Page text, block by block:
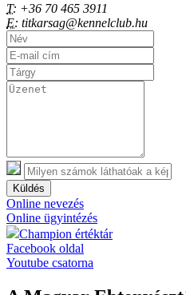
T: +36 70 465 3911
E: titkarsag@kennelclub.hu
Küldés
Online nevezés
Online ügyintézés
Champion értéktár
Facebook oldal
Youtube csatorna